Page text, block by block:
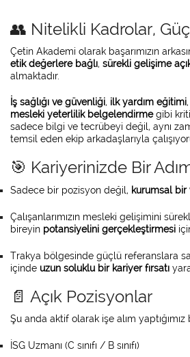
👥 Nitelikli Kadrolar,
Çetin Akademi olarak başarımızın
etik değerlere bağlı, sürekli gelişime
almaktadır.
İş sağlığı ve güvenliği, ilk yardım eğitimi,
mesleki yeterlilik belgelendirmegibi
sadece bilgi ve tecrübeyi değil, aynı
temsil eden ekip arkadaşlarıyla
🎯 Kariyerinizde Bir
Sadece bir pozisyon değil, kurumsal bir
Çalışanlarımızın mesleki gelişimini
bireyin potansiyelini gerçekleştirmesi
Trakya bölgesinde güçlü referanslara
içinde uzun soluklu bir kariyer fırsatı
📄 Açık Pozisyonlar
Şu anda aktif olarak işe alım yaptığımız
İSG Uzmanı (C sınıfı / B sınıfı)